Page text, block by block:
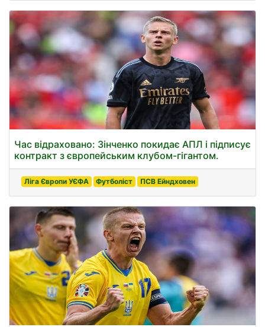
Час відраховано: Зінченко покидає АПЛ і підписує
контракт з європейським клубом-гігантом.
Ліга Європи УЄФА Футболіст ПСВ Ейндховен